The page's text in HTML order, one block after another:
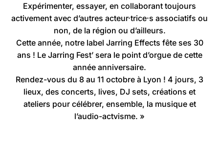
Expérimenter, essayer, en collaborant toujours
activement avec d’autres acteur·trice·s associatifs ou
non, de la région ou d’ailleurs.
Cette année, notre label Jarring Effects fête ses 30
ans ! Le Jarring Fest’ sera le point d’orgue de cette
année anniversaire.
Rendez-vous du 8 au 11 octobre à Lyon ! 4 jours, 3
lieux, des concerts, lives, DJ sets, créations et
ateliers pour célébrer, ensemble, la musique et
l’audio-actvisme. »